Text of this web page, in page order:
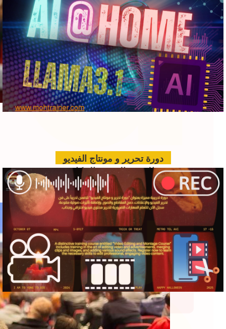
الدعم الفني بالذكاء
الاصطناعي للمؤتمرات
www.hawkamaq.com
دورة تحرير و مونتاج الفيديو